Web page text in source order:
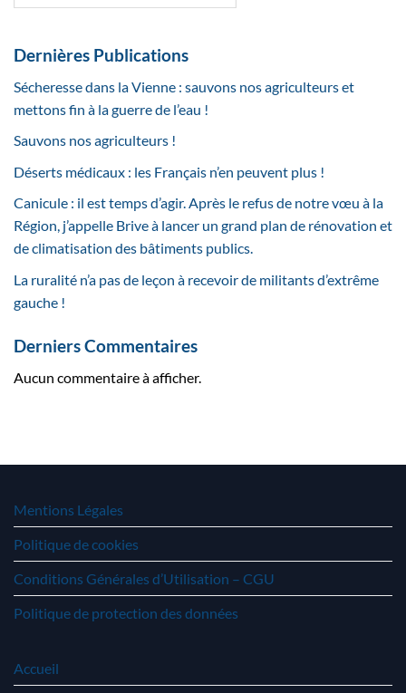
Dernières Publications
Sécheresse dans la Vienne : sauvons nos agriculteurs et
mettons fin à la guerre de l’eau !
Sauvons nos agriculteurs !
Déserts médicaux : les Français n’en peuvent plus !
Canicule : il est temps d’agir. Après le refus de notre vœu à la
Région, j’appelle Brive à lancer un grand plan de rénovation et
de climatisation des bâtiments publics.
La ruralité n’a pas de leçon à recevoir de militants d’extrême
gauche !
Derniers Commentaires
Aucun commentaire à afficher.
Mentions Légales
Politique de cookies
Conditions Générales d’Utilisation – CGU
Politique de protection des données
Accueil